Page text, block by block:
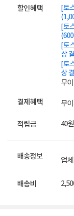
할인혜택
[토
[토
[토
상
[토
상
무
결제혜택 무
적립금 40
배송정보 업
배송비